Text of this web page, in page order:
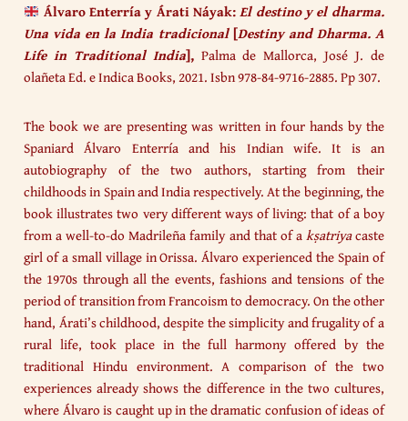
Álvaro Enterría y Árati Náyak:El destino y el dharma.
Una vida en la India tradicional[Destiny and Dharma. A
Life in Traditional India], Palma de Mallorca, José J. de
olañeta Ed. e Indica Books, 2021. Isbn 978-84-9716-2885. Pp 307.
The book we are presenting was written in four hands by the
Spaniard Álvaro Enterría and his Indian wife. It is an
autobiography of the two authors, starting from their
childhoods in Spain and India respectively. At the beginning, the
book illustrates two very different ways of living: that of a boy
from a well-to-do Madrileña family and that of akṣatriyacaste
girl of a small village in Orissa. Álvaro experienced the Spain of
the 1970s through all the events, fashions and tensions of the
period of transition from Francoism to democracy. On the other
hand, Árati’s childhood, despite the simplicity and frugality of a
rural life, took place in the full harmony offered by the
traditional Hindu environment. A comparison of the two
experiences already shows the difference in the two cultures,
where Álvaro is caught up in the dramatic confusion of ideas of